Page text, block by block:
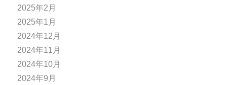
2025年2月
2025年1月
2024年12月
2024年11月
2024年10月
2024年9月